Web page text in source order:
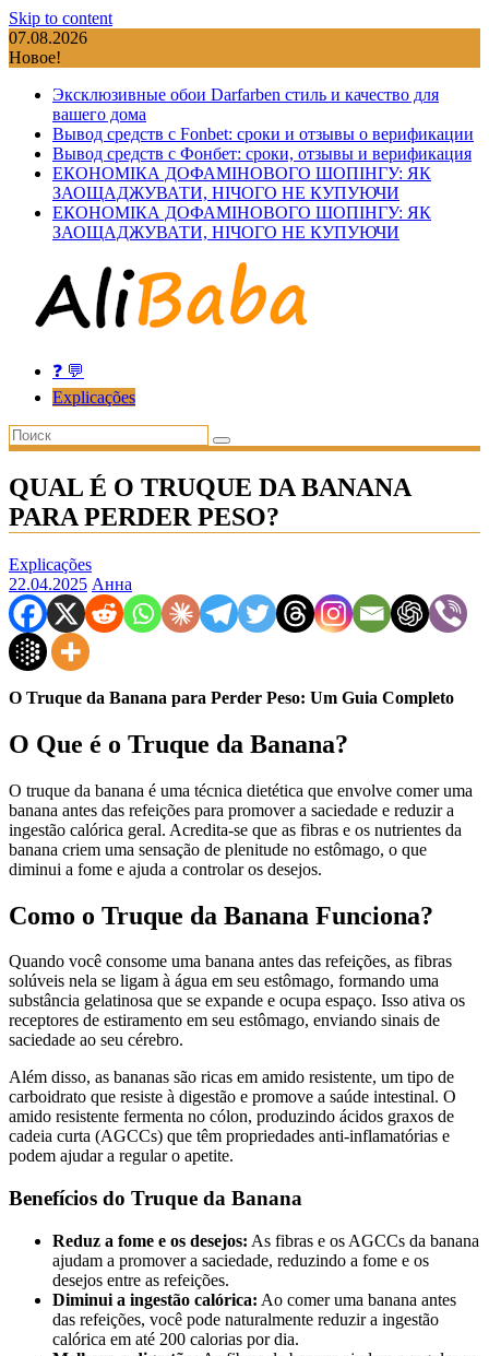
Skip to content
07.08.2026
Новое!
Эксклюзивные обои Darfarben стиль и качество для
вашего дома
Вывод средств с Fonbet: сроки и отзывы о верификации
Вывод средств с Фонбет: сроки, отзывы и верификация
ЕКОНОМІКА ДОФАМІНОВОГО ШОПІНГУ: ЯК
ЗАОЩАДЖУВАТИ, НІЧОГО НЕ КУПУЮЧИ
ЕКОНОМІКА ДОФАМІНОВОГО ШОПІНГУ: ЯК
ЗАОЩАДЖУВАТИ, НІЧОГО НЕ КУПУЮЧИ
❓ 💬
Explicações
QUAL É O TRUQUE DA BANANA
PARA PERDER PESO?
Explicações
22.04.2025 Анна
O Truque da Banana para Perder Peso: Um Guia Completo
O Que é o Truque da Banana?
O truque da banana é uma técnica dietética que envolve comer uma
banana antes das refeições para promover a saciedade e reduzir a
ingestão calórica geral. Acredita-se que as fibras e os nutrientes da
banana criem uma sensação de plenitude no estômago, o que
diminui a fome e ajuda a controlar os desejos.
Como o Truque da Banana Funciona?
Quando você consome uma banana antes das refeições, as fibras
solúveis nela se ligam à água em seu estômago, formando uma
substância gelatinosa que se expande e ocupa espaço. Isso ativa os
receptores de estiramento em seu estômago, enviando sinais de
saciedade ao seu cérebro.
Além disso, as bananas são ricas em amido resistente, um tipo de
carboidrato que resiste à digestão e promove a saúde intestinal. O
amido resistente fermenta no cólon, produzindo ácidos graxos de
cadeia curta (AGCCs) que têm propriedades anti-inflamatórias e
podem ajudar a regular o apetite.
Benefícios do Truque da Banana
Reduz a fome e os desejos: As fibras e os AGCCs da banana
ajudam a promover a saciedade, reduzindo a fome e os
desejos entre as refeições.
Diminui a ingestão calórica: Ao comer uma banana antes
das refeições, você pode naturalmente reduzir a ingestão
calórica em até 200 calorias por dia.